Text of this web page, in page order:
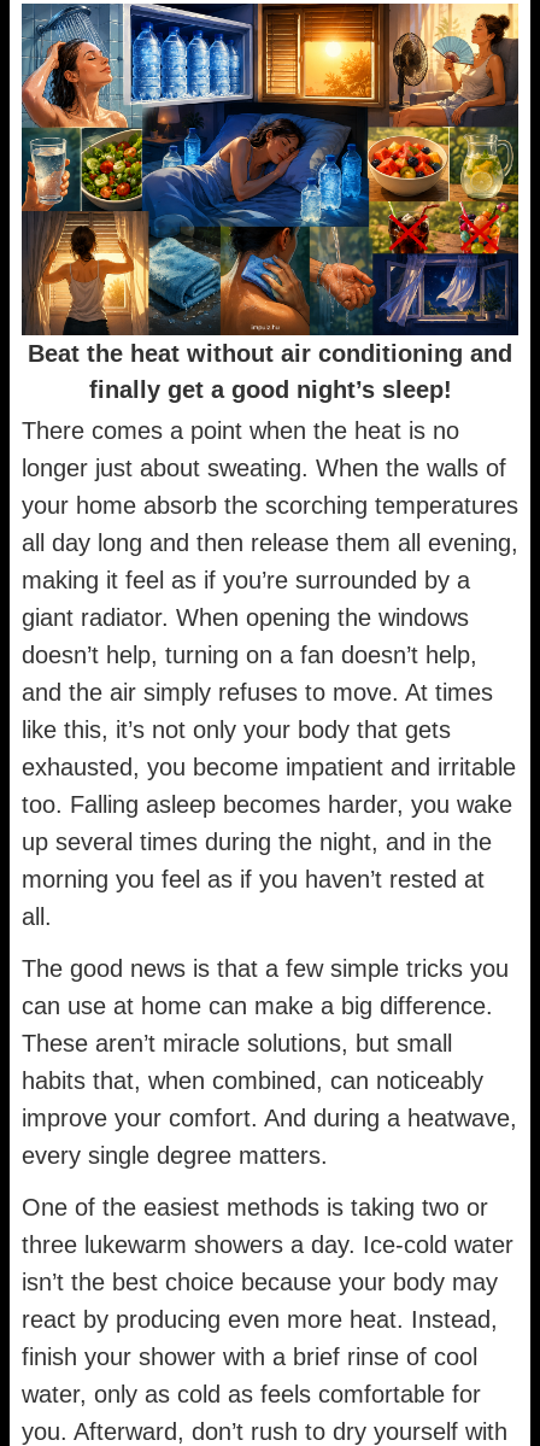
Beat the heat without air conditioning and
finally get a good night’s sleep!
There comes a point when the heat is no
longer just about sweating. When the walls of
your home absorb the scorching temperatures
all day long and then release them all evening,
making it feel as if you’re surrounded by a
giant radiator. When opening the windows
doesn’t help, turning on a fan doesn’t help,
and the air simply refuses to move. At times
like this, it’s not only your body that gets
exhausted, you become impatient and irritable
too. Falling asleep becomes harder, you wake
up several times during the night, and in the
morning you feel as if you haven’t rested at
all.
The good news is that a few simple tricks you
can use at home can make a big difference.
These aren’t miracle solutions, but small
habits that, when combined, can noticeably
improve your comfort. And during a heatwave,
every single degree matters.
One of the easiest methods is taking two or
three lukewarm showers a day. Ice-cold water
isn’t the best choice because your body may
react by producing even more heat. Instead,
finish your shower with a brief rinse of cool
water, only as cold as feels comfortable for
you. Afterward, don’t rush to dry yourself with